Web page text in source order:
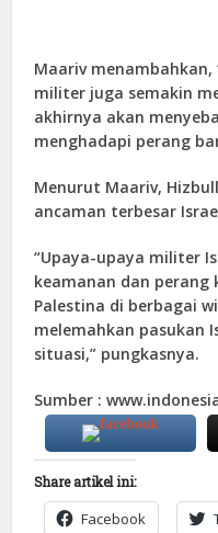
Maariv menambahkan,
militer juga semakin
akhirnya akan
menghadapi perang
Menurut Maariv,
ancaman terbesar
“Upaya-upaya militer
keamanan dan
Palestina di berbagai
melemahkan pasukan
situasi,” pungkasnya.
Sumber :
Share artikel ini:
Facebook